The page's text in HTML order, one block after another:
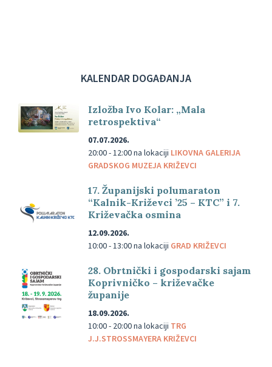
KALENDAR DOGAĐANJA
Izložba Ivo Kolar: „Mala
retrospektiva“
07.07.2026.
20:00 - 12:00na lokaciji LIKOVNA GALERIJA
GRADSKOG MUZEJA KRIŽEVCI
17. Županijski polumaraton
“Kalnik-Križevci ’25 – KTC” i 7.
Križevačka osmina
12.09.2026.
10:00 - 13:00na lokaciji GRAD KRIŽEVCI
28. Obrtnički i gospodarski sajam
Koprivničko – križevačke
županije
18.09.2026.
10:00 - 20:00na lokaciji TRG
J.J.STROSSMAYERA KRIŽEVCI